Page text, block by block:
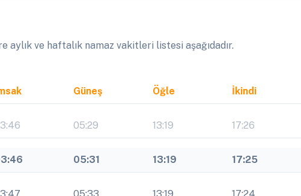
ve haftalık namaz vakitleri listesi aşağıdadır.
Güneş Öğle İkindi
05:29 13:19 17:26
05:31 13:19 17:25